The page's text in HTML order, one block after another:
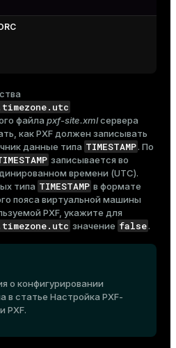
файла pxf-site.xmlсервера
как PXF должен записывать
данные типа TIMESTAMP. По
записывается во
времени (UTC).
типа TIMESTAMP в формате
пояса виртуальной машины
PXF, укажите для
значение false.
о конфигурировании
в статье Настройка PXF-
PXF.